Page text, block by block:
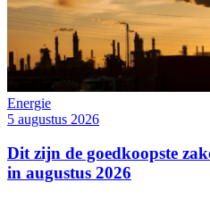
Energie
5 augustus 2026
Dit zijn de goedkoopste
in augustus 2026